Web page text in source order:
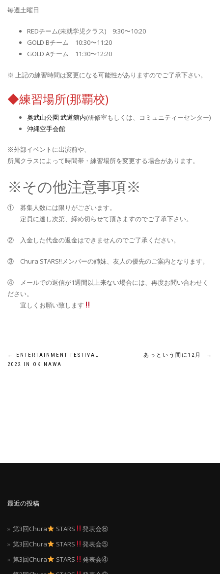
毎週土曜日
REDチーム(未就学児クラス) 9:30〜10:20
GOLD Bチーム 10:30〜11:20
GOLD Aチーム 11:30〜12:20
※ 上記の練習時間は変更になる可能性がありますのでご了承下さい。
◆練習場所(那覇校)
奥武山公園 武道館内(研修室もしくは、コミュニティーセンター)
沖縄空手会館
※外部イベントに出演前や、
所属クラスによって時間帯・練習場所を変更する場合があります。
※その他注意事項※
① 募集人数には限りがございます。
定員に達し次第、締め切らせて頂きますのでご了承下さい。
② 入金した代金の返金はできませんのでご了承ください。
③ Chura STARS!!メンバーの姉妹、友人の優先のご案内となります。
④ メールでの返信が1週間以上来ない場合には、再度お問い合わせく
ださい。
宜しくお願い致します
投
ー
ョ
ン
←
ENTERTAINMENT FESTIVAL
2022 IN OKINAWA
あっという間に12月 →
最近の投稿
第3回Chura STARS
発表会⑥
第3回Chura
STARS
発表会⑤
第3回Chura
STARS
発表会④